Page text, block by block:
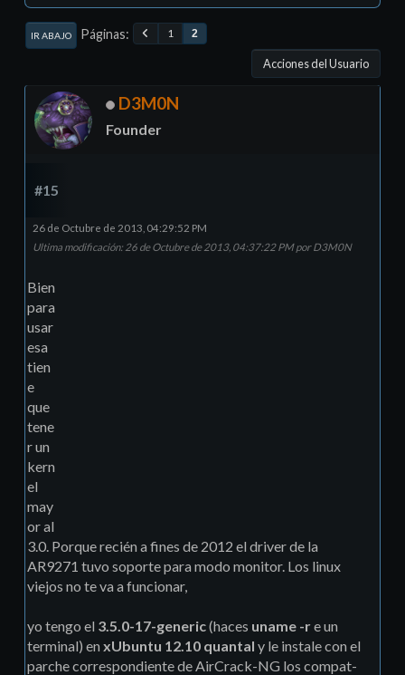
IR ABAJO Páginas 1 2
Acciones del Usuario
D3M0N
Founder
#15
26 de Octubre de 2013, 04:29:52 PM
Ultima modificación: 26 de Octubre de 2013, 04:37:22 PM por D3M0N
Bien
para
usar
esa
tien
e
que
tene
r un
kern
el
may
or al
3.0. Porque recién a fines de 2012 el driver de la
AR9271 tuvo soporte para modo monitor. Los linux
viejos no te va a funcionar,
yo tengo el 3.5.0-17-generic(haces uname -re un
terminal) en xUbuntu 12.10 quantal y le instale con el
parche correspondiente de AirCrack-NG los compat-